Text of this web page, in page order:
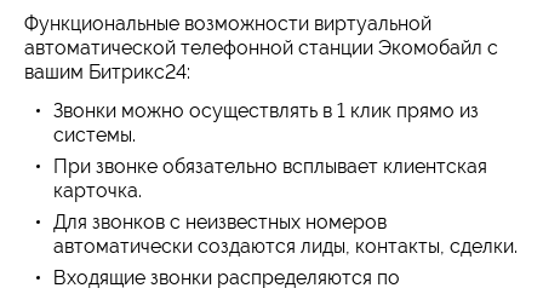
Функциональные возможности виртуальной
автоматической телефонной станции Экомобайл с
вашим Битрикс24:
Звонки можно осуществлять в 1 клик прямо из
системы.
При звонке обязательно всплывает клиентская
карточка.
Для звонков с неизвестных номеров
автоматически создаются лиды, контакты, сделки.
Входящие звонки распределяются по